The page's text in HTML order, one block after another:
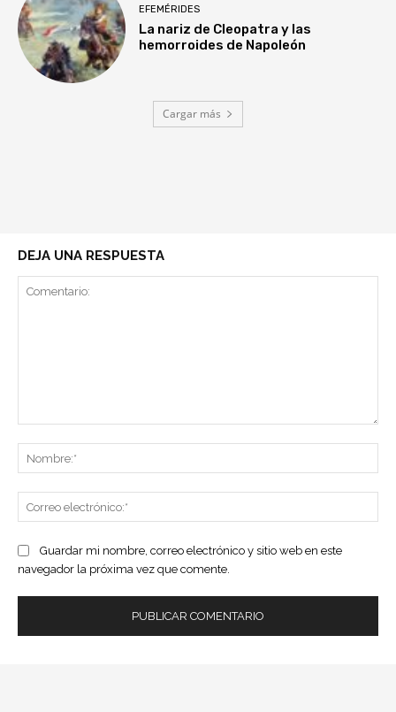
EFEMÉRIDES
La nariz de Cleopatra y las
hemorroides de Napoleón
Cargar más
DEJA UNA RESPUESTA
Guardar mi nombre, correo electrónico y sitio web en este
navegador la próxima vez que comente.